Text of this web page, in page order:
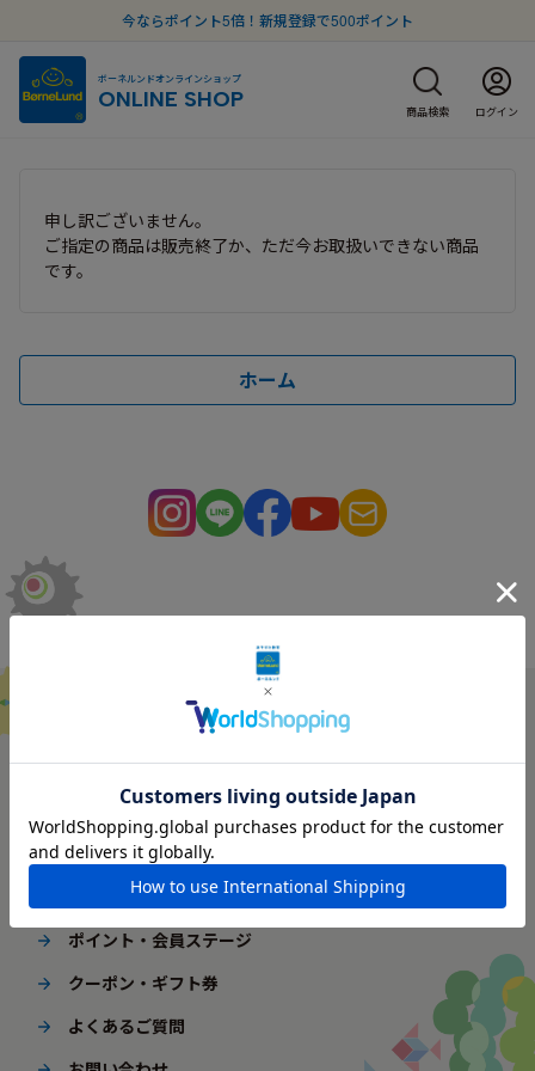
今ならポイント5倍！新規登録で500ポイント
ボーネルンドオンラインショップ
ONLINE SHOP 商品検索 ログイン
申し訳ございません。
ご指定の商品は販売終了か、ただ今お取扱いできない商品
です。
ホーム
ご利用ガイド
はじめてご利用の方へ
配送・送料
ギフト包装
ポイント・会員ステージ
クーポン・ギフト券
よくあるご質問